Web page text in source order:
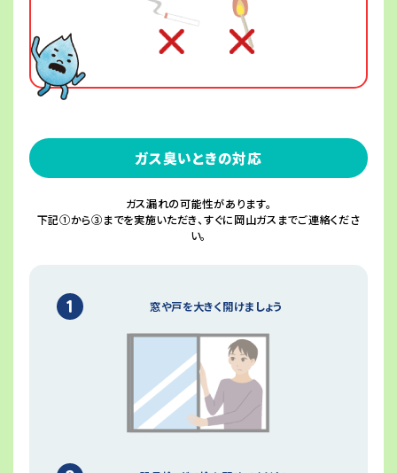
ガス臭いときの対応
ガス漏れの可能性があります。
下記①から③までを実施いただき、すぐに岡山ガスまでご連絡くださ
い。
窓や戸を大きく開けましょう